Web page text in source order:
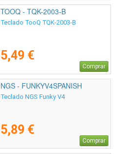
TOOQ - TQK-2003-B
Teclado TooQ TQK-2003-B
5,49 €
Comprar
NGS - FUNKYV4SPANISH
Teclado NGS Funky V4
5,89 €
Comprar